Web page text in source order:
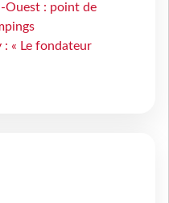
Ouest : point de
« Le fondateur